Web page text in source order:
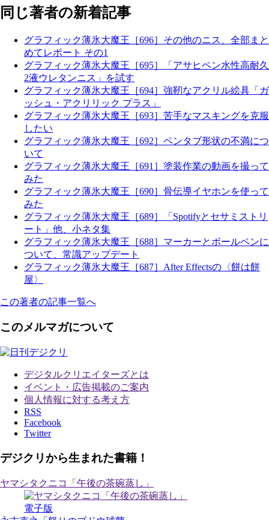
同じ著者の新着記事
グラフィック薄氷大魔王［696］その他のニス、全部まと
めてレポート その1
グラフィック薄氷大魔王［695］「アサヒペン水性高耐久
2液ウレタンニス」を試す
グラフィック薄氷大魔王［694］強靭なアクリル絵具「ガ
ッシュ・アクリリック プラス」
グラフィック薄氷大魔王［693］苦手なマスキングを克服
したい
グラフィック薄氷大魔王［692］ペンタブ形状の不満につ
いて
グラフィック薄氷大魔王［691］塗装作業の動画を撮って
みた
グラフィック薄氷大魔王［690］骨伝導イヤホンを使って
みた
グラフィック薄氷大魔王［689］「Spotifyとセサミストリ
ート」他、小ネタ集
グラフィック薄氷大魔王［688］マーカーとボールペンに
ついて、常識アップデート
グラフィック薄氷大魔王［687］After Effectsの〈餅は餅
屋〉
この著者の記事一覧へ
このメルマガについて
デジタルクリエイターズとは
イベント・広告掲載のご案内
個人情報に対する考え方
RSS
Facebook
Twitter
デジクリから生まれた書籍！
ヤマシタクニコ「午後の茶碗蒸し」
電子版